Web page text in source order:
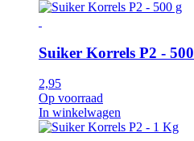
Suiker Korrels P2 -
2,95
Op voorraad
In winkelwagen